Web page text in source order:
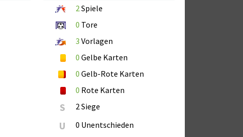
2 Spiele
0 Tore
3 Vorlagen
0 Gelbe Karten
0 Gelb-Rote Karten
0 Rote Karten
S 2 Siege
U 0 Unentschieden